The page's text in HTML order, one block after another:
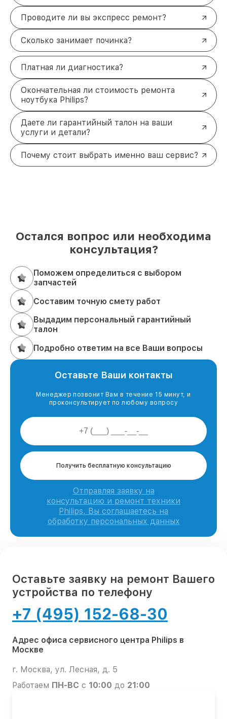
Проводите ли вы экспресс ремонт?
Сколько занимает починка?
Платная ли диагностика?
Окончательная ли стоимость ремонта
ноутбука Philips?
Даете ли гарантийный талон на ваши
услуги и детали?
Почему стоит выбрать именно ваш сервис?
Остался вопрос или необходима
консультация?
Поможем определиться с выбором
запчастей
Составим точную смету работ
Выдадим персональный гарантийный
талон
Подробно ответим на все Ваши вопросы
Оставьте Ваши контакты
Менеджер позвонит Вам в течение 15 минут, и
проконсультирует по любому вопросу
Получить бесплатную консультацию
Отправляя заявку на
консультацию и ремонт техники
Philips, Вы соглашаетесь на
обработку персональных данных
Оставьте заявку на ремонт Вашего
устройства по телефону
+7 (495) 152-68-30
Адрес офиса сервисного центра Philips в
Москве
г. Москва, ул. Лесная, д. 5
Работаем ПН-ВС с 10:00 до 21:00